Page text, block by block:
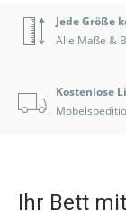
Jede Größe
Alle Maße &
Kostenlose
Ihr Bett